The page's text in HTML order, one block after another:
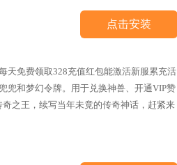
点击安装
天免费领取328充值红包能激活新服累充活
兜和梦幻令牌。用于兑换神兽、开通VIP赞
之王，续写当年未竟的传奇神话，赶紧来